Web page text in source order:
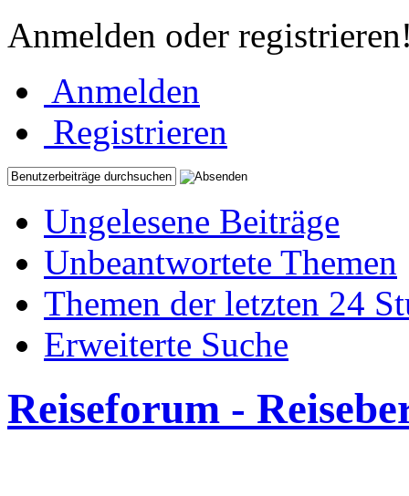
Anmelden oder
Anmelden
Registrieren
Ungelesene Beiträge
Unbeantwortete Themen
Themen der letzten 24
Erweiterte Suche
Reiseforum -